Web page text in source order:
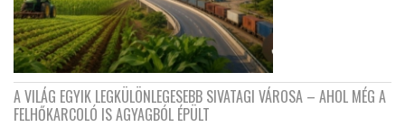
A VILÁG EGYIK LEGKÜLÖNLEGESEBB SIVATAGI VÁROSA – AHOL MÉG A
FELHŐKARCOLÓ IS AGYAGBÓL ÉPÜLT